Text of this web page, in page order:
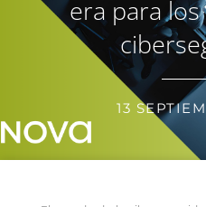
era para
13